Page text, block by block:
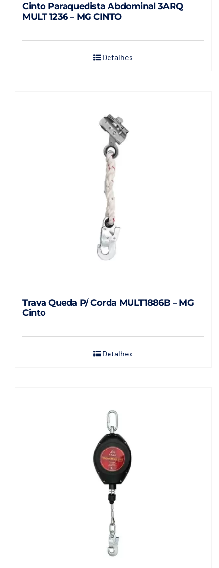
Cinto Paraquedista Abdominal 3ARQ
MULT 1236 – MG CINTO
Detalhes
Trava Queda P/ Corda MULT1886B – MG
Cinto
Detalhes